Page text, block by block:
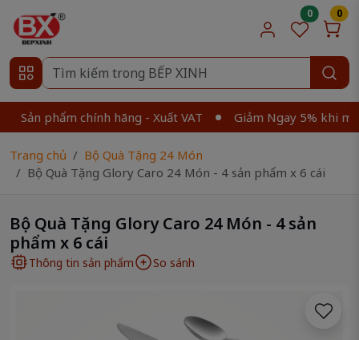
0 0
chính hãng - Xuất VAT Giảm Ngay 5% khi mua từ 2
Trang chủ
Bộ Quà Tặng 24 Món
Bộ Quà Tặng Glory Caro 24 Món - 4 sản phẩm x 6 cái
Bộ Quà Tặng Glory Caro 24 Món - 4 sản
phẩm x 6 cái
Thông tin sản phẩm So sánh